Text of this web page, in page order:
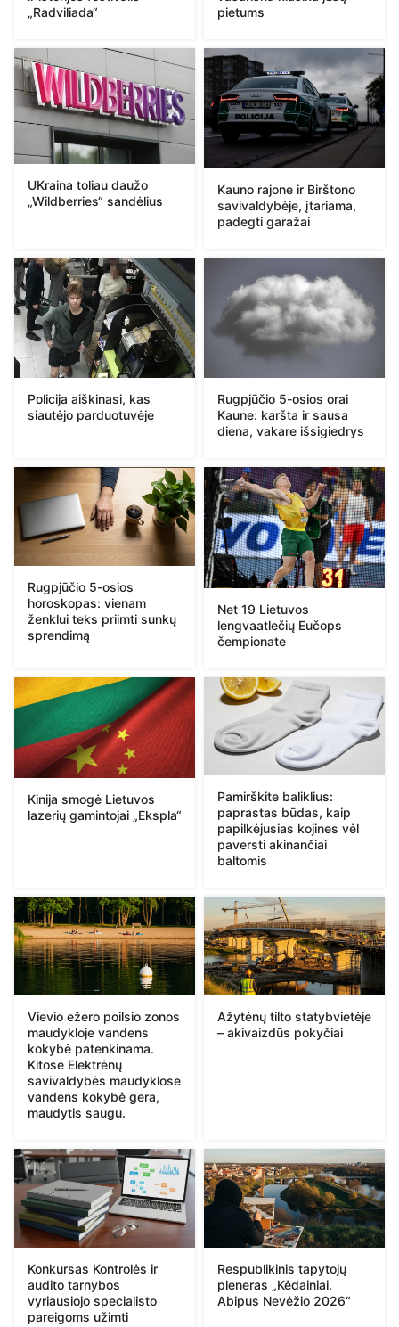
„Radviliada“
pietums
UKraina toliau daužo
„Wildberries“ sandėlius
Kauno rajone ir Birštono
savivaldybėje, įtariama,
padegti garažai
Policija aiškinasi, kas
siautėjo parduotuvėje
Rugpjūčio 5-osios orai
Kaune: karšta ir sausa
diena, vakare išsigiedrys
Rugpjūčio 5-osios
horoskopas: vienam
ženklui teks priimti sunkų
sprendimą
Net 19 Lietuvos
lengvaatlečių Eučops
čempionate
Kinija smogė Lietuvos
lazerių gamintojai „Ekspla“
Pamirškite baliklius:
paprastas būdas, kaip
papilkėjusias kojines vėl
paversti akinančiai
baltomis
Vievio ežero poilsio zonos
maudykloje vandens
kokybė patenkinama.
Kitose Elektrėnų
savivaldybės maudyklose
vandens kokybė gera,
maudytis saugu.
Ažytėnų tilto statybvietėje
– akivaizdūs pokyčiai
Konkursas Kontrolės ir
audito tarnybos
vyriausiojo specialisto
pareigoms užimti
Respublikinis tapytojų
pleneras „Kėdainiai.
Abipus Nevėžio 2026“